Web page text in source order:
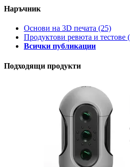
Наръчник
Основи на 3D печата (25)
Продуктови ревюта и тестове
Всички публикации
Подходящи продукти